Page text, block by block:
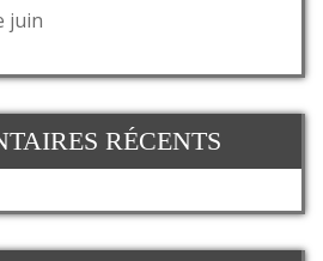
juin
RÉCENTS